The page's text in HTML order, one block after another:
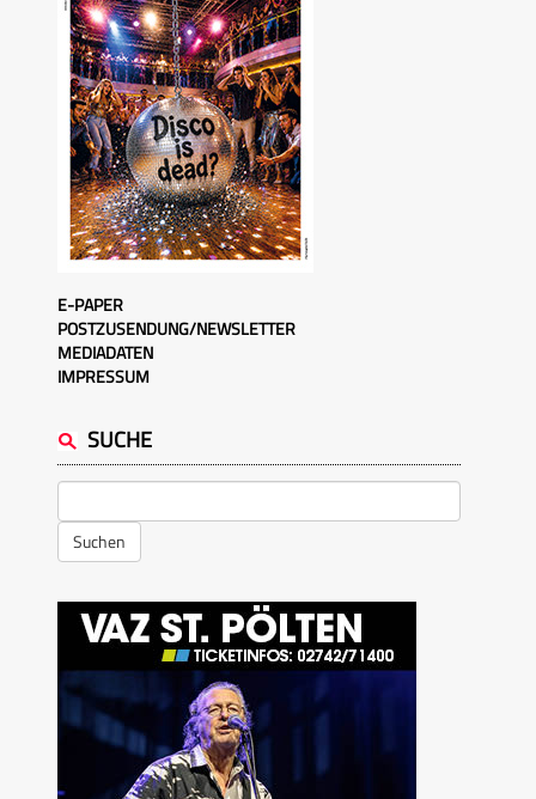
E-PAPER
POSTZUSENDUNG/NEWSLETTER
MEDIADATEN
IMPRESSUM
SUCHE
Suchen